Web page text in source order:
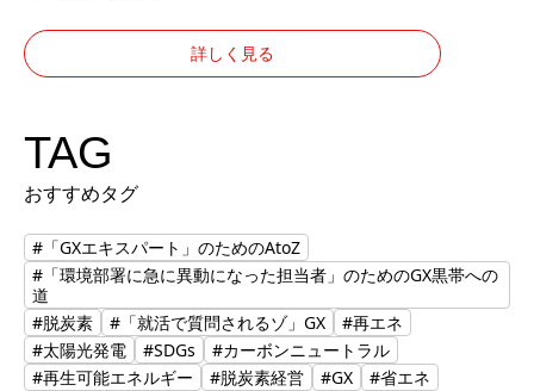
詳しく見る
TAG
おすすめタグ
#「GXエキスパート」のためのAtoZ
#「環境部署に急に異動になった担当者」のためのGX黒帯への
道
#脱炭素
#「就活で質問されるゾ」GX
#再エネ
#太陽光発電
#SDGs
#カーボンニュートラル
#再生可能エネルギー
#脱炭素経営 #GX
#省エネ